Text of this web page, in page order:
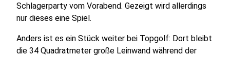
Schlagerparty vom Vorabend. Gezeigt wird allerdings
nur dieses eine Spiel.
Anders ist es ein Stück weiter bei Topgolf: Dort bleibt
die 34 Quadratmeter große Leinwand während der